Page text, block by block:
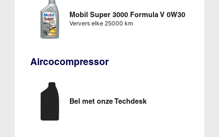
Mobil Super 3000 Formula V 0W30
Ververs elke 25000 km
Aircocompressor
Bel met onze Techdesk